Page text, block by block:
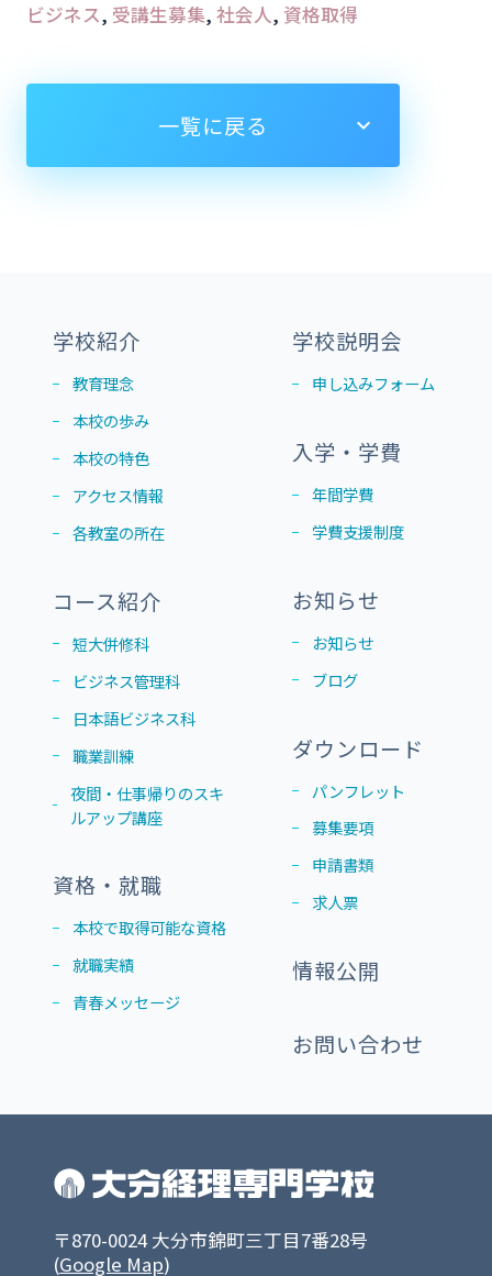
ビジネス, 受講生募集, 社会人, 資格取得
一覧に戻る
学校紹介
教育理念
本校の歩み
本校の特色
アクセス情報
各教室の所在
コース紹介
短大併修科
ビジネス管理科
日本語ビジネス科
職業訓練
夜間・仕事帰りのスキ
ルアップ講座
資格・就職
本校で取得可能な資格
就職実績
青春メッセージ
学校説明会
申し込みフォーム
入学・学費
年間学費
学費支援制度
お知らせ
お知らせ
ブログ
ダウンロード
パンフレット
募集要項
申請書類
求人票
情報公開
お問い合わせ
〒870-0024 大分市錦町三丁目7番28号
(Google Map)